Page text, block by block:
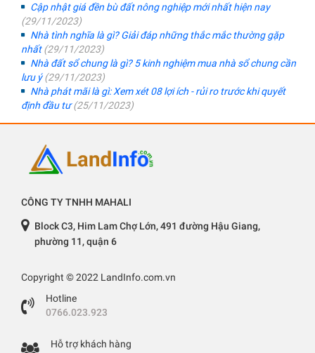
Cập nhật giá đền bù đất nông nghiệp mới nhất hiện nay
(29/11/2023)
Nhà tình nghĩa là gì? Giải đáp những thắc mắc thường gặp
nhất(29/11/2023)
Nhà đất sổ chung là gì? 5 kinh nghiệm mua nhà sổ chung cần
lưu ý(29/11/2023)
Nhà phát mãi là gì: Xem xét 08 lợi ích - rủi ro trước khi quyết
định đầu tư(25/11/2023)
CÔNG TY TNHH MAHALI
Block C3, Him Lam Chợ Lớn, 491 đường Hậu Giang,
phường 11, quận 6
Copyright © 2022 LandInfo.com.vn
Hotline
0766.023.923
Hỗ trợ khách hàng